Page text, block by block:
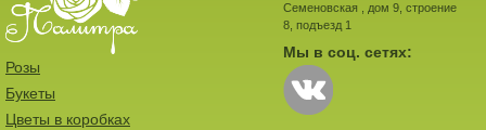
Семеновская , дом 9, строение
8, подъезд 1
Мы в соц. сетях:
Розы
Букеты
Цветы в коробках